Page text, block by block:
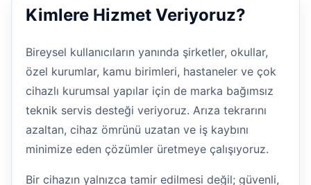
Kimlere Hizmet Veriyoruz?
Bireysel kullanıcıların yanında şirketler, okullar,
özel kurumlar, kamu birimleri, hastaneler ve çok
cihazlı kurumsal yapılar için de marka bağımsız
teknik servis desteği veriyoruz. Arıza tekrarını
azaltan, cihaz ömrünü uzatan ve iş kaybını
minimize eden çözümler üretmeye çalışıyoruz.
Bir cihazın yalnızca tamir edilmesi değil; güvenli,